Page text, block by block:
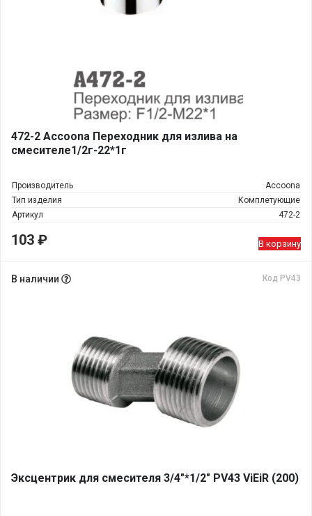
472-2 Accoona Переходник для излива на
смесителе1/2г-22*1г
Производитель
Accoona
Тип изделия
Комплетующие
Артикул
472-2
103 ₽ В корзину
В наличии Код PV43
Эксцентрик для смесителя 3/4"*1/2" PV43 ViEiR (200)